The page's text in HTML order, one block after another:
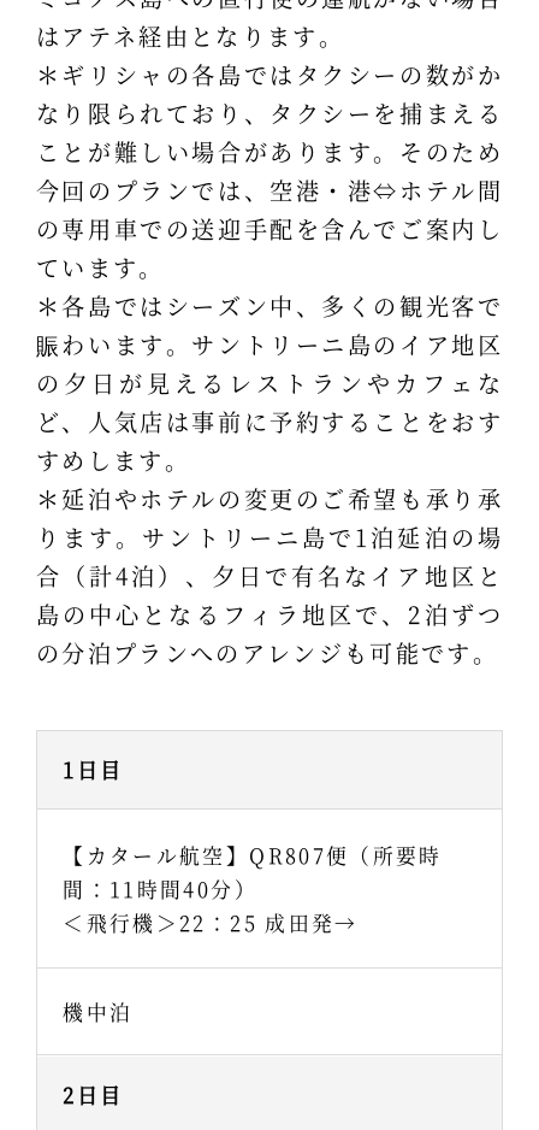
はアテネ経由となります。
＊ギリシャの各島ではタクシーの数がか
なり限られており、タクシーを捕まえる
ことが難しい場合があります。そのため
今回のプランでは、空港・港⇔ホテル間
の専用車での送迎手配を含んでご案内し
ています。
＊各島ではシーズン中、多くの観光客で
賑わいます。サントリーニ島のイア地区
の夕日が見えるレストランやカフェな
ど、人気店は事前に予約することをおす
すめします。
＊延泊やホテルの変更のご希望も承り承
ります。サントリーニ島で1泊延泊の場
合（計4泊）、夕日で有名なイア地区と
島の中心となるフィラ地区で、2泊ずつ
の分泊プランへのアレンジも可能です。
1日目
【カタール航空】QR807便（所要時
間：11時間40分）
＜飛行機＞22：25 成田発→
機中泊
2日目